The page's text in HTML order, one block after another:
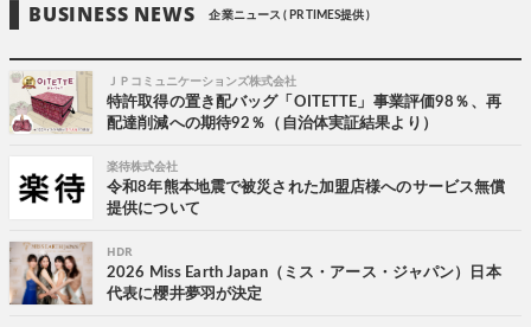
BUSINESS NEWS 企業ニュース ( PR TIMES提供 )
ＪＰコミュニケーションズ株式会社
特許取得の置き配バッグ「OITETTE」事業評価98％、再
配達削減への期待92％（自治体実証結果より）
楽待株式会社
令和8年熊本地震で被災された加盟店様へのサービス無償
提供について
HDR
2026 Miss Earth Japan（ミス・アース・ジャパン）日本
代表に櫻井夢羽が決定